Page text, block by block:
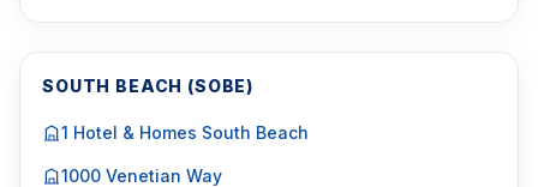
SOUTH BEACH (SOBE)
1 Hotel & Homes South Beach
1000 Venetian Way